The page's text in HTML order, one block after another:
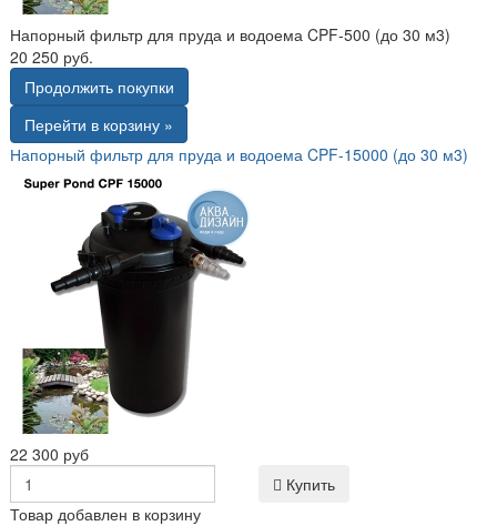
Напорный фильтр для пруда и водоема CPF-500 (до 30 м3)
20 250 руб.
Продолжить покупки
Перейти в корзину »
Напорный фильтр для пруда и водоема CPF-15000 (до 30 м3)
22 300 руб
Купить
Товар добавлен в корзину